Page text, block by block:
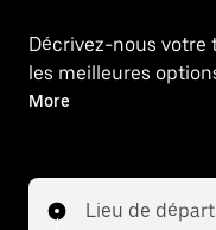
Décrivez-nous votre
les meilleures
ou en revenir.
More
Lieu de départ